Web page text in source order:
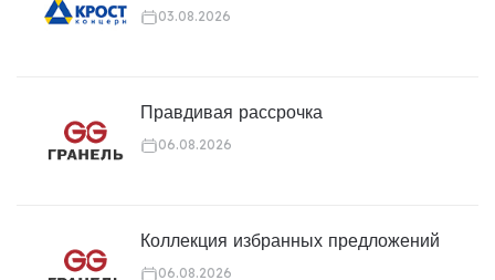
03.08.2026
Правдивая рассрочка
06.08.2026
Коллекция избранных предложений
06.08.2026